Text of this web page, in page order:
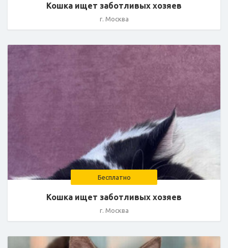
Кошка ищет заботливых хозяев
г. Москва
Бесплатно
Кошка ищет заботливых хозяев
г. Москва